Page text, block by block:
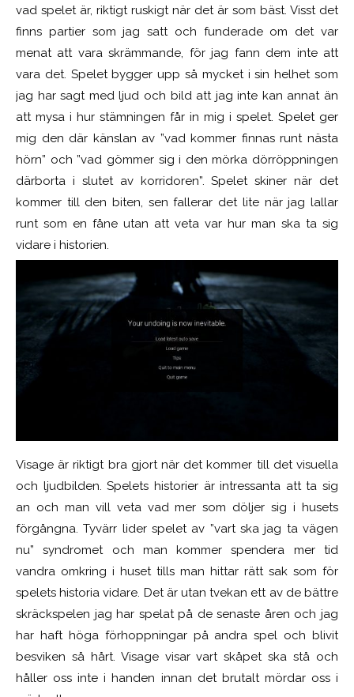
vad spelet är, riktigt ruskigt när det är som bäst. Visst det
finns partier som jag satt och funderade om det var
menat att vara skrämmande, för jag fann dem inte att
vara det. Spelet bygger upp så mycket i sin helhet som
jag har sagt med ljud och bild att jag inte kan annat än
att mysa i hur stämningen får in mig i spelet. Spelet ger
mig den där känslan av ”vad kommer finnas runt nästa
hörn” och ”vad gömmer sig i den mörka dörröppningen
därborta i slutet av korridoren”. Spelet skiner när det
kommer till den biten, sen fallerar det lite när jag lallar
runt som en fåne utan att veta var hur man ska ta sig
vidare i historien.
Visage är riktigt bra gjort när det kommer till det visuella
och ljudbilden. Spelets historier är intressanta att ta sig
an och man vill veta vad mer som döljer sig i husets
förgångna. Tyvärr lider spelet av ”vart ska jag ta vägen
nu” syndromet och man kommer spendera mer tid
vandra omkring i huset tills man hittar rätt sak som för
spelets historia vidare. Det är utan tvekan ett av de bättre
skräckspelen jag har spelat på de senaste åren och jag
har haft höga förhoppningar på andra spel och blivit
besviken så hårt. Visage visar vart skåpet ska stå och
håller oss inte i handen innan det brutalt mördar oss i